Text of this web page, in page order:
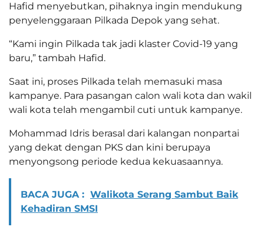
Hafid menyebutkan, pihaknya ingin mendukung
penyelenggaraan Pilkada Depok yang sehat.
“Kami ingin Pilkada tak jadi klaster Covid-19 yang
baru,” tambah Hafid.
Saat ini, proses Pilkada telah memasuki masa
kampanye. Para pasangan calon wali kota dan wakil
wali kota telah mengambil cuti untuk kampanye.
Mohammad Idris berasal dari kalangan nonpartai
yang dekat dengan PKS dan kini berupaya
menyongsong periode kedua kekuasaannya.
BACA JUGA : Walikota Serang Sambut Baik
Kehadiran SMSI